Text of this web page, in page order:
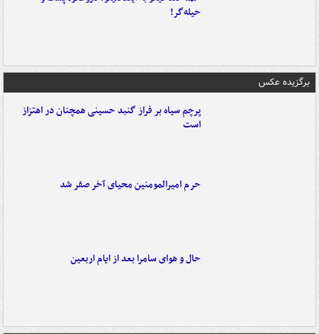
حیله‌گر!
برگزیده عکس
پرچم سیاه بر فراز گنبد حسینی همچنان در اهتزاز
است
حرم امیرالمومنین محیای آخر صفر شد
حال و هوای سامرا بعد از ایام اربعین